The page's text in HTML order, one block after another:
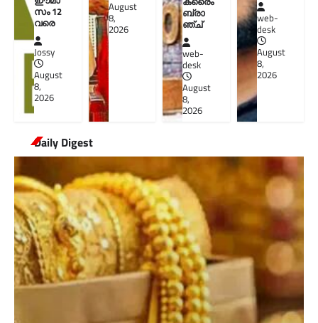
സം 12
വരെ
Jossy
August
8,
2026
August
8,
2026
ബ്രാ
ഞ്ച്
web-
desk
August
8,
2026
web-
desk
August
8,
2026
Daily Digest